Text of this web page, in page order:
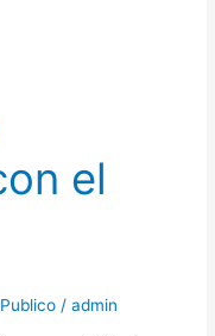
el
/admin